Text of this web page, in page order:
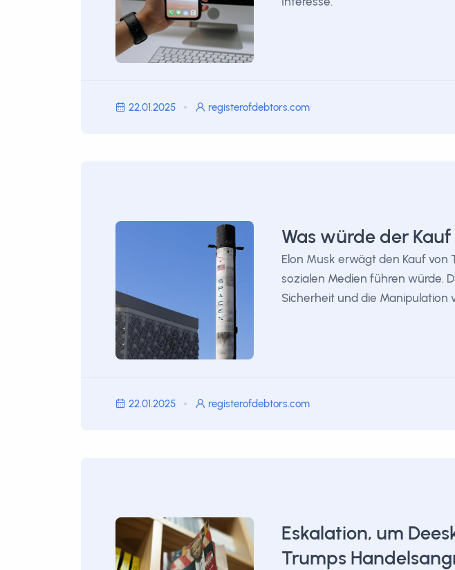
22.01.2025 registerofdebtors.com
Was würde der
Elon Musk erwägt den Kauf
sozialen Medien führen würde.
Sicherheit und die Manipulation
22.01.2025 registerofdebtors.com
Eskalation, um
Trumps